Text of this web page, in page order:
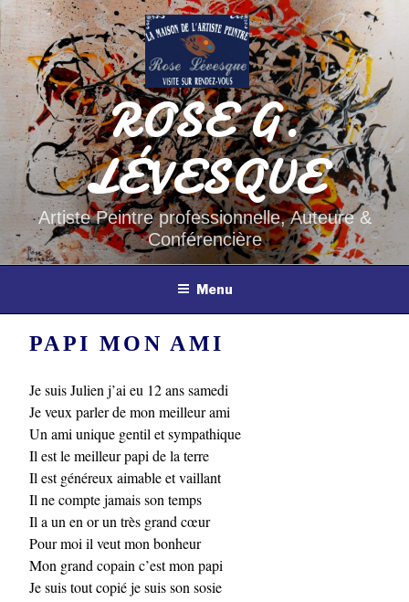
Aller
au
contenu
principal
ROSE G.
LÉVESQUE
Artiste Peintre professionnelle, Auteure &
Conférencière
Menu
PAPI MON AMI
Je suis Julien j’ai eu 12 ans samedi
Je veux parler de mon meilleur ami
Un ami unique gentil et sympathique
Il est le meilleur papi de la terre
Il est généreux aimable et vaillant
Il ne compte jamais son temps
Il a un en or un très grand cœur
Pour moi il veut mon bonheur
Mon grand copain c’est mon papi
Je suis tout copié je suis son sosie